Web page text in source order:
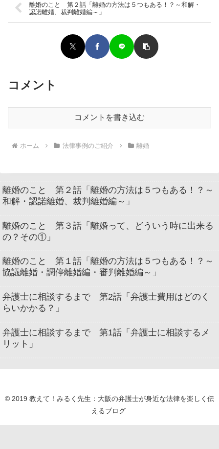
離婚のこと 第２話「離婚の方法は５つもある！？～和解・
認諾離婚、裁判離婚編～」
コメント
コメントを書き込む
ホーム 法律事例のご紹介 離婚
離婚のこと 第２話「離婚の方法は５つもある！？～
和解・認諾離婚、裁判離婚編～」
離婚のこと 第３話「離婚って、どういう時に出来る
の？その①」
離婚のこと 第１話「離婚の方法は５つもある！？～
協議離婚・調停離婚編・審判離婚編～」
弁護士に相談するまで 第2話「弁護士費用はどのく
らいかかる？」
弁護士に相談するまで 第1話「弁護士に相談するメ
リット」
© 2019 教えて！みるく先生：大阪の弁護士が身近な法律を楽しく伝
えるブログ.